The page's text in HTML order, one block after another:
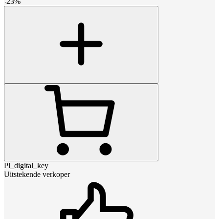
Pl_digital_key
Uitstekende verkoper